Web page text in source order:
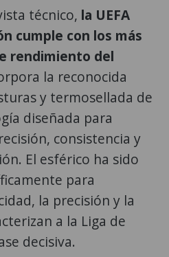
técnico, la UEFA
cumple con los más
rendimiento del
la reconocida
y termosellada de
diseñada para
consistencia y
El esférico ha sido
para
la precisión y la
a la Liga de
decisiva.